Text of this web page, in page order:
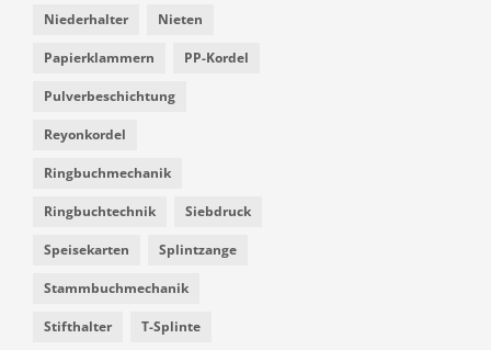
Niederhalter Nieten
Papierklammern PP-Kordel
Pulverbeschichtung
Reyonkordel
Ringbuchmechanik
Ringbuchtechnik Siebdruck
Speisekarten Splintzange
Stammbuchmechanik
Stifthalter T-Splinte